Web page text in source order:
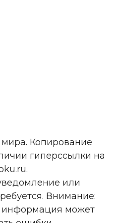
Копирование
гиперссылки на
или
Внимание:
информация может